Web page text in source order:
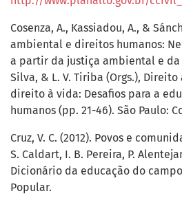
Cosenza, A., Kassiadou, A., &
ambiental e direitos humanos:
a partir da justiça ambiental e
Silva, & L. V. Tiriba (Orgs.),
direito à vida: Desafios para a
humanos (pp. 21-46). São Paulo:
Cruz, V. C. (2012). Povos e
S. Caldart, I. B. Pereira, P.
Dicionário da educação do
Popular.